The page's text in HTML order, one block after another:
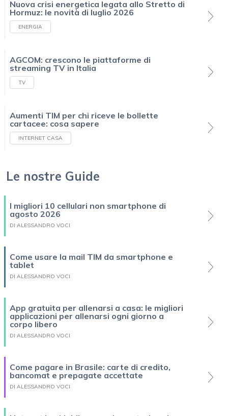
Nuova crisi energetica legata allo Stretto di
Hormuz: le novità di luglio 2026
ENERGIA
AGCOM: crescono le piattaforme di
streaming TV in Italia
TV
Aumenti TIM per chi riceve le bollette
cartacee: cosa sapere
INTERNET CASA
Le nostre Guide
I migliori 10 cellulari non smartphone di
agosto 2026
DI ALESSANDRO VOCI
Come usare la mail TIM da smartphone e
tablet
DI ALESSANDRO VOCI
App gratuita per allenarsi a casa: le migliori
applicazioni per allenarsi ogni giorno a
corpo libero
DI ALESSANDRO VOCI
Come pagare in Brasile: carte di credito,
bancomat e prepagate accettate
DI ALESSANDRO VOCI